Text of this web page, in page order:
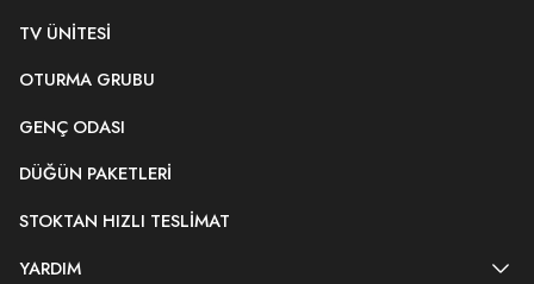
TV ÜNITESI
OTURMA GRUBU
GENÇ ODASI
DÜĞÜN PAKETLERI
STOKTAN HIZLI TESLIMAT
YARDIM